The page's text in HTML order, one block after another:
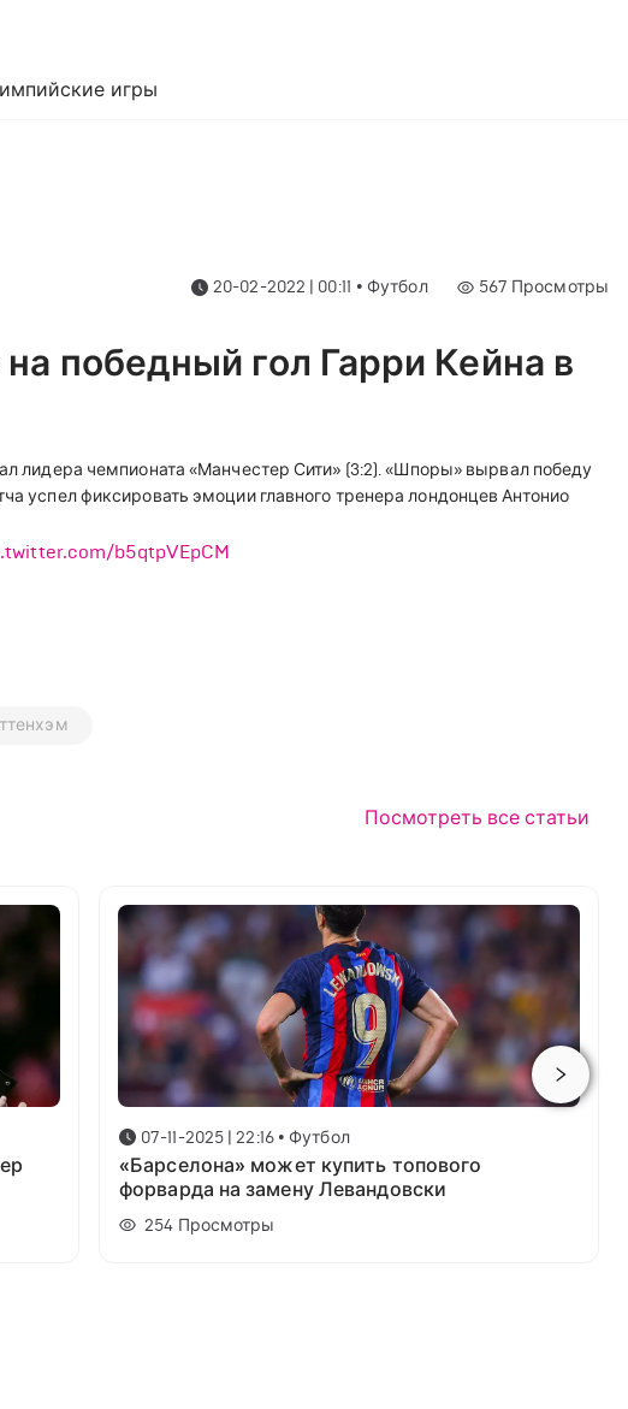
игры
20-02-2022 | 00:11 • Футбол 567 Просмотры
победный гол Гарри Кейна в
лидера чемпионата «Манчестер Сити» (3:2). «Шпоры» вырвал победу
успел фиксировать эмоции главного тренера лондонцев Антонио
b5qtpVEpCM
Посмотреть все статьи
07-11-2025 | 22:16 • Футбол
«Барселона» может купить топового
форварда на замену Левандовски
254 Просмотры